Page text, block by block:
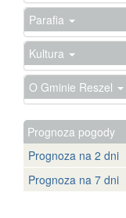
Parafia
Kultura
O Gminie Reszel
Prognoza pogody
Prognoza na 2 dni
Prognoza na 7 dni